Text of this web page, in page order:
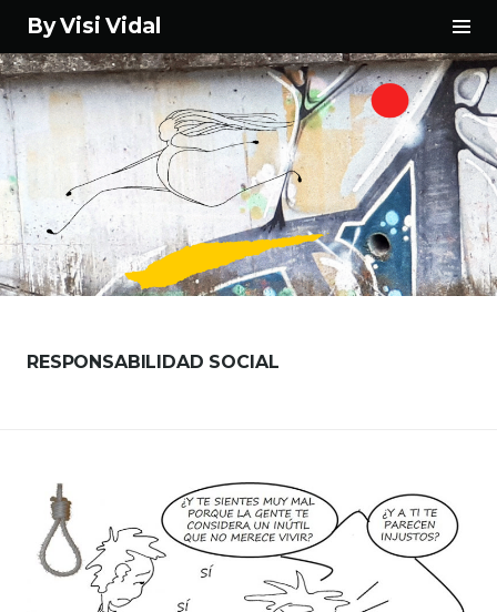
By Visi Vidal
contentRESPONSABILIDAD SOCIAL